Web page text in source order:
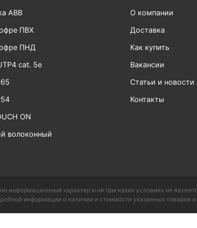
ABB
ПВХ
ПНД
cat. 5e
ON
волоконный
О компании
Доставка
Как купить
Вакансии
Статьи и новости
Контакты
информационный характер и ни при каких условиях не
информации о наличии и стоимости указанных товаров